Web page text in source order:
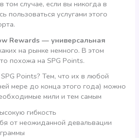
том случае, если вы никогда в
пользоваться услугами этого
Rewards — универсальная
на рынке немного. В этом
похожа на SPG Points.
Points? Тем, что их в любой
мере до конца этого года) можно
мили и тем самым
гибкость
от неожиданной девальвации